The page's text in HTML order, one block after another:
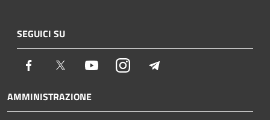
SEGUICI SU
Facebook Twitter YoutubeInstagram
AMMINISTRAZIONE